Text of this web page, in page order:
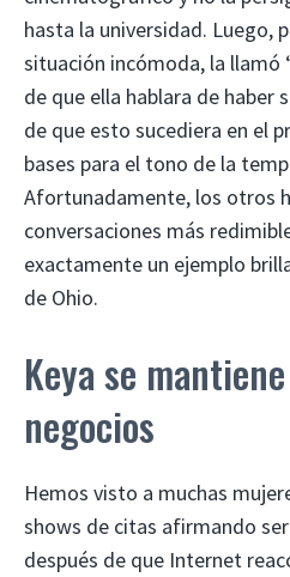
hasta la universidad. Luego,
situación incómoda, la llamó
de que ella hablara de haber
de que esto sucediera en el
bases para el tono de la
Afortunadamente, los otros
conversaciones más
exactamente un ejemplo
de Ohio.
Keya se
negocios
Hemos visto a muchas
shows de citas afirmando ser
después de que Internet